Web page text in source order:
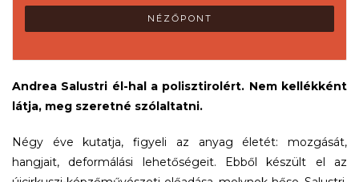
NÉZŐPONT
Andrea Salustri él-hal a polisztirolért. Nem kellékként
látja, meg szeretné szólaltatni.
Négy éve kutatja, figyeli az anyag életét: mozgását,
hangjait, deformálási lehetőségeit. Ebből készült el az